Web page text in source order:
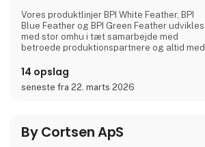
Vores produktlinjer BPI White Feather, BPI
Blue Feather og BPI Green Feather udvikles
med stor omhu i tæt samarbejde med
betroede produktionspartnere og altid med
fødevaresikkerhed og sporbarhed.
BPI Chicken sortimentet er primært rå eller
produktionsforhold
14 opslag
seneste fra 22. marts 2026
By Cortsen ApS